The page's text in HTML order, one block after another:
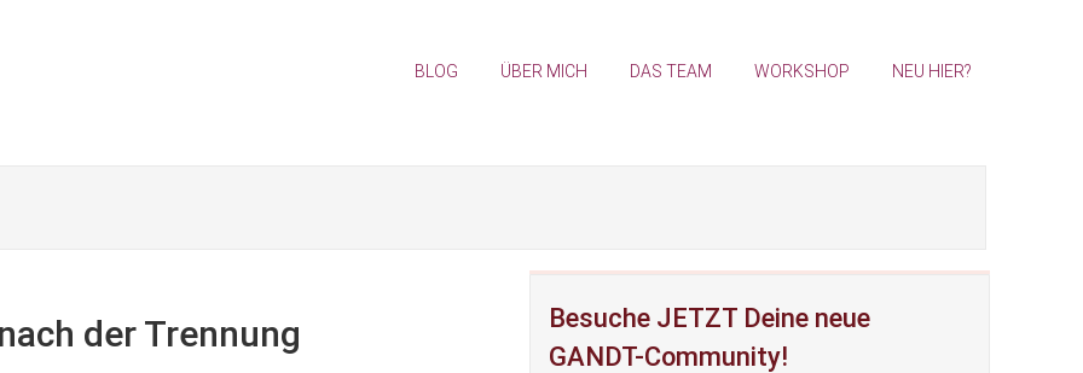
BLOG ÜBER MICH DAS TEAM WORKSHOP NEU HIER?
der Trennung
Besuche JETZT Deine neue
GANDT-Community!